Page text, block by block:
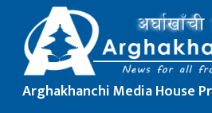
Arghakhanchi Media House